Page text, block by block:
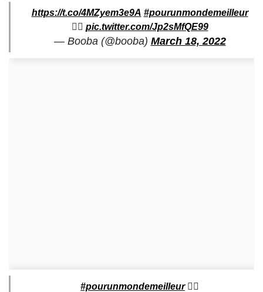
https://t.co/4MZyem3e9A #pourunmondemeilleur
🏴‍☠️ pic.twitter.com/Jp2sMfQE99
— Booba (@booba) March 18, 2022
#pourunmondemeilleur🏴‍☠️